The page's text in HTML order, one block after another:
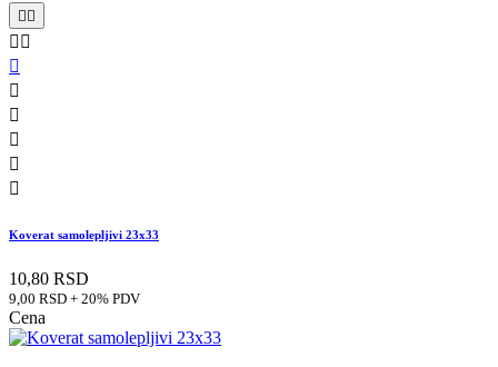
 
 






Koverat samolepljivi 23x33
10,80 RSD
9,00 RSD + 20% PDV
Cena